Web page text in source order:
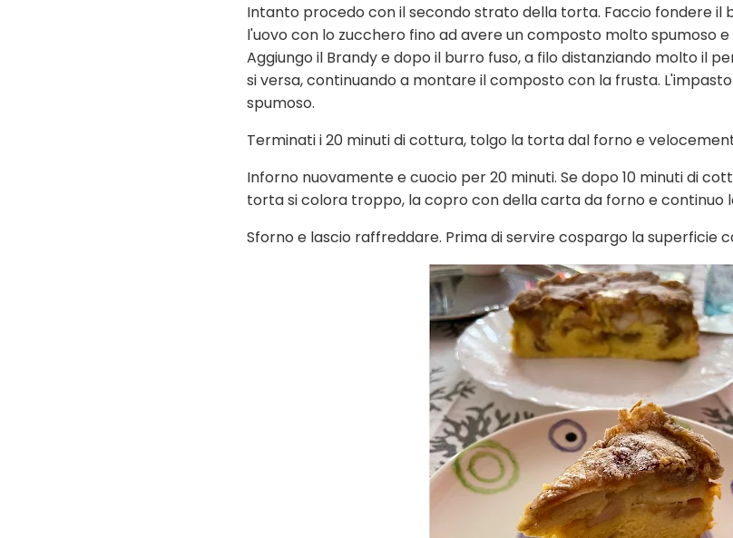
Intanto procedo con il secondo strato della torta. Faccio fondere il
l'uovo con lo zucchero fino ad avere un composto molto spumoso e
Aggiungo il Brandy e dopo il burro fuso, a filo distanziando molto il
si versa, continuando a montare il composto con la frusta.
spumoso.
Terminati i 20 minuti di cottura, tolgo la torta dal forno e
Inforno nuovamente e cuocio per 20 minuti. Se dopo 10 minuti di
torta si colora troppo, la copro con della carta da forno e continuo
Sforno e lascio raffreddare. Prima di servire cospargo la superficie